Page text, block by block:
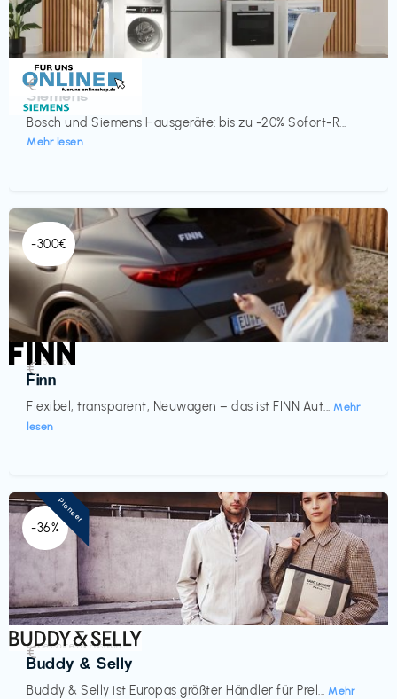
Küche & Haushalt
Siemens
Bosch und Siemens Hausgeräte: bis zu -20% Sofort-R...
Mehr lesen
€‎
-300€
Automobil
Finn
Flexibel, transparent, Neuwagen – das ist FINN Aut... Mehr
lesen
€‎
-36%
Accessoires & Fashion
Buddy & Selly
Buddy & Selly ist Europas größter Händler für Prel... Mehr
€‎
Pioneer